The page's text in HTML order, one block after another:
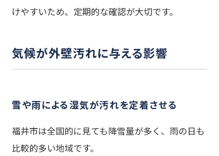
けやすいため、定期的な確認が大切です。
気候が外壁汚れに与える影響
雪や雨による湿気が汚れを定着させる
福井市は全国的に見ても降雪量が多く、雨の日も
比較的多い地域です。